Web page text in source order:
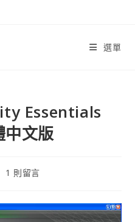
選單
Essentials
中文版
1 則留言